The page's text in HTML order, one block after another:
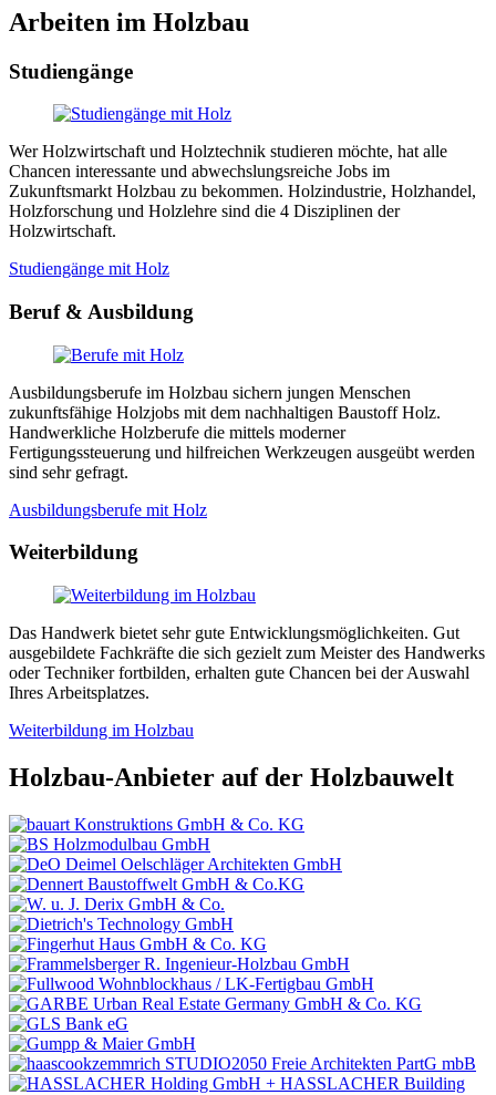
Arbeiten im Holzbau
Studiengänge
Wer Holzwirtschaft und Holztechnik studieren möchte, hat alle
Chancen interessante und abwechslungsreiche Jobs im
Zukunftsmarkt Holzbau zu bekommen. Holzindustrie, Holzhandel,
Holzforschung und Holzlehre sind die 4 Disziplinen der
Holzwirtschaft.
Studiengänge mit Holz
Beruf & Ausbildung
Ausbildungsberufe im Holzbau sichern jungen Menschen
zukunftsfähige Holzjobs mit dem nachhaltigen Baustoff Holz.
Handwerkliche Holzberufe die mittels moderner
Fertigungssteuerung und hilfreichen Werkzeugen ausgeübt werden
sind sehr gefragt.
Ausbildungsberufe mit Holz
Weiterbildung
Das Handwerk bietet sehr gute Entwicklungsmöglichkeiten. Gut
ausgebildete Fachkräfte die sich gezielt zum Meister des Handwerks
oder Techniker fortbilden, erhalten gute Chancen bei der Auswahl
Ihres Arbeitsplatzes.
Weiterbildung im Holzbau
Holzbau-Anbieter auf der Holzbauwelt